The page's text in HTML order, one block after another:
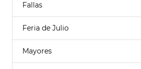
Fallas
Feria de Julio
Mayores